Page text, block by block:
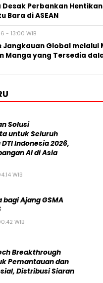
Desak Perbankan
Bara di ASEAN
- 13:00 WIB
Jangkauan Global melalui
Manga yang Tersedia
Solusi
untuk Seluruh
Indonesia 2026,
AI di Asia
WIB
Ajang GSMA
WIB
Breakthrough
Pemantauan dan
Distribusi Siaran